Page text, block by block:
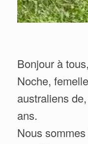
Bonjour à
Noche,
australiens
ans.
Nous